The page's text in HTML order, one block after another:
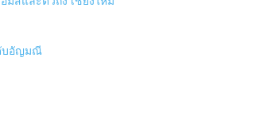
บอัญมณี